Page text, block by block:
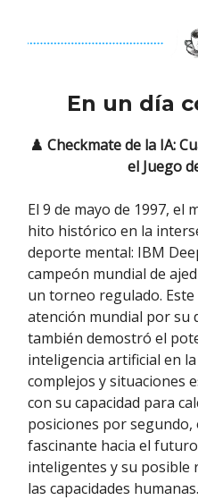
En un día
♟️ Checkmate de la IA:
el Juego
El 9 de mayo de 1997, el
hito histórico en la
deporte mental: IBM
campeón mundial de
un torneo regulado.
atención mundial por su
también demostró el
inteligencia artificial en
complejos y situaciones
con su capacidad para
posiciones por
fascinante hacia el
inteligentes y su posible
las capacidades humanas.